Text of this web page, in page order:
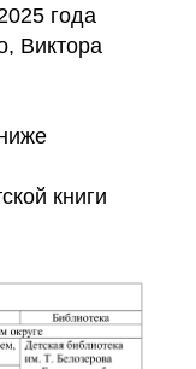
года
Виктора
книги